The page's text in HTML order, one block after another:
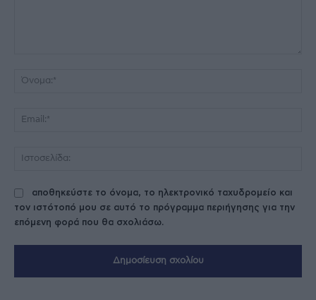
αποθηκεύστε το όνομα, το ηλεκτρονικό ταχυδρομείο και
τον ιστότοπό μου σε αυτό το πρόγραμμα περιήγησης για την
επόμενη φορά που θα σχολιάσω.